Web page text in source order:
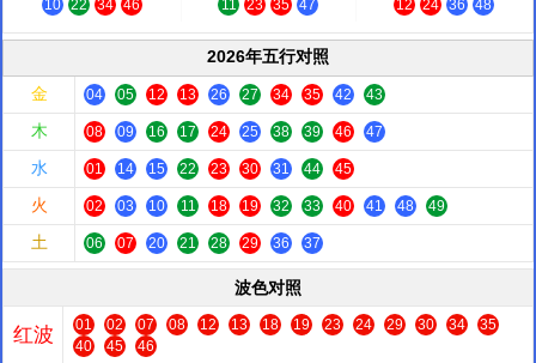
10 22 34 46 11 23 35 47 12 24 36 48
2026年五行对照
金
04 05 12 13 26 27 34 35 42 43
木 08 09 16 17 24 25 38 39 46 47
水 01 14 15 22 23 30 31 44 45
火 02 03 10 11 18 19 32 33 40 41 48 49
土 06 07 20 21 28 29 36 37
波色对照
红波 01 02 07 08 12 13 18 19 23 24 29 30 34
35
40
45 46